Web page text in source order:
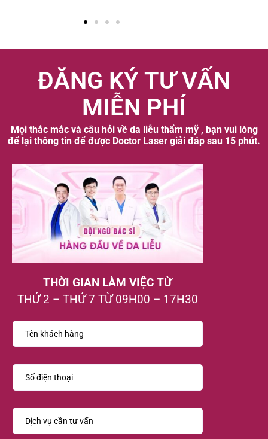
ĐĂNG KÝ TƯ VẤN
MIỄN PHÍ
Mọi thắc mắc và câu hỏi về da liễu thẩm mỹ , bạn vui lòng
để lại thông tin để được Doctor Laser giải đáp sau 15 phút.
THỜI GIAN LÀM VIỆC TỪ
THỨ 2 – THỨ 7 TỪ 09H00 – 17H30